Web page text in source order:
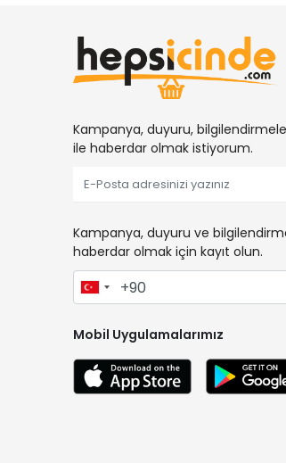
Kampanya, duyuru,
ile haberdar olmak istiyorum.
Kampanya, duyuru ve
haberdar olmak için kayıt olun.
Mobil Uygulamalarımız